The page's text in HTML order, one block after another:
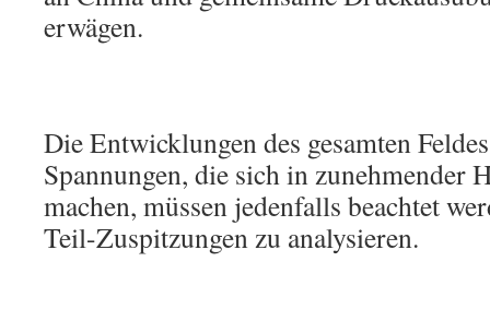
erwägen.
Die Entwicklungen des gesamten
Spannungen, die sich in zunehmender
machen, müssen jedenfalls beachtet
Teil-Zuspitzungen zu analysieren.